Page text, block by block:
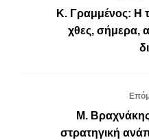
Κ. Γραμμένος: Η
χθες, σήμερα,
Μ.
στρατηγική